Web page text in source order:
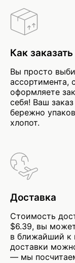
Как заказать
Вы просто
ассортимента,
оформляете
себя! Ваш
бережно
хлопот.
Доставка
Стоимость
$6.39, вы
в ближайший к
доставки
— мы